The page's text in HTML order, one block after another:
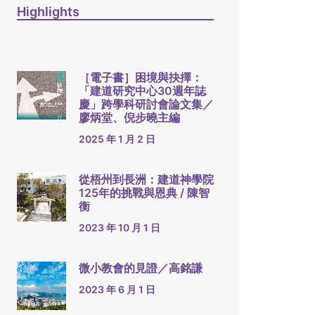
Highlights
［電子書］困境與抉擇：
「建道研究中心30週年誌
慶」跨學科研討會論文集／
廖炳堂、倪步曉主編
2025 年 1 月 2 日
從梧州到長洲：建道神學院
125年的挑戰與恩典 / 陳智
衡
2023 年 10 月 1 日
微小教會的見證／高銘謙
2023 年 6 月 1 日